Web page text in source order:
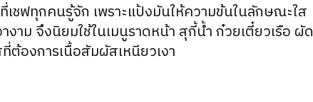
ชฟทุกคนรู้จัก เพราะแป้งมันให้ความข้นในลักษณะใส
งาม จึงนิยมใช้ในเมนูราดหน้า สุกี้น้ำ ก๋วยเตี๋ยวเรือ ผัด
องการเนื้อสัมผัสเหนียวเงา